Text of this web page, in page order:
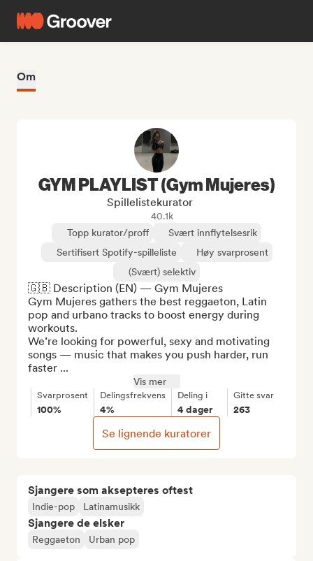
Om
Sjangere som aksepteres oftest
Indie-pop Latinamusikk
Sjangere de elsker
Reggaeton Urban pop
GYM PLAYLIST (Gym Mujeres)
Spillelistekurator
40.1k
Topp kurator/proff
Svært innflytelsesrik
Sertifisert Spotify-spilleliste
Høy svarprosent
(Svært) selektiv
🇬🇧 Description (EN) — Gym Mujeres
Gym Mujeres gathers the best reggaeton, Latin
pop and urbano tracks to boost energy during
workouts.
We’re looking for powerful, sexy and motivating
songs — music that makes you push harder, run
faster ...
Vis mer
Svarprosent
100%
Delingsfrekvens
4%
Deling i
4 dager
Gitte svar
263
Se lignende kuratorer